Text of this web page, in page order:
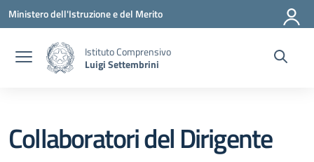
Vai ai contenuti
Vai al menu di navigazione
Vai al footer
Ministero dell'Istruzione e del Merito
Istituto Comprensivo
Luigi Settembrini
Collaboratori del Dirigente